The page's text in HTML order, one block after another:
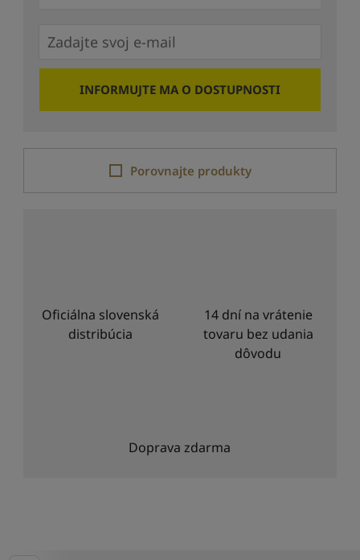
INFORMUJTE MA O DOSTUPNOSTI
Porovnajte produkty
Oficiálna slovenská
distribúcia
14 dní na vrátenie
tovaru bez udania
dôvodu
Doprava zdarma